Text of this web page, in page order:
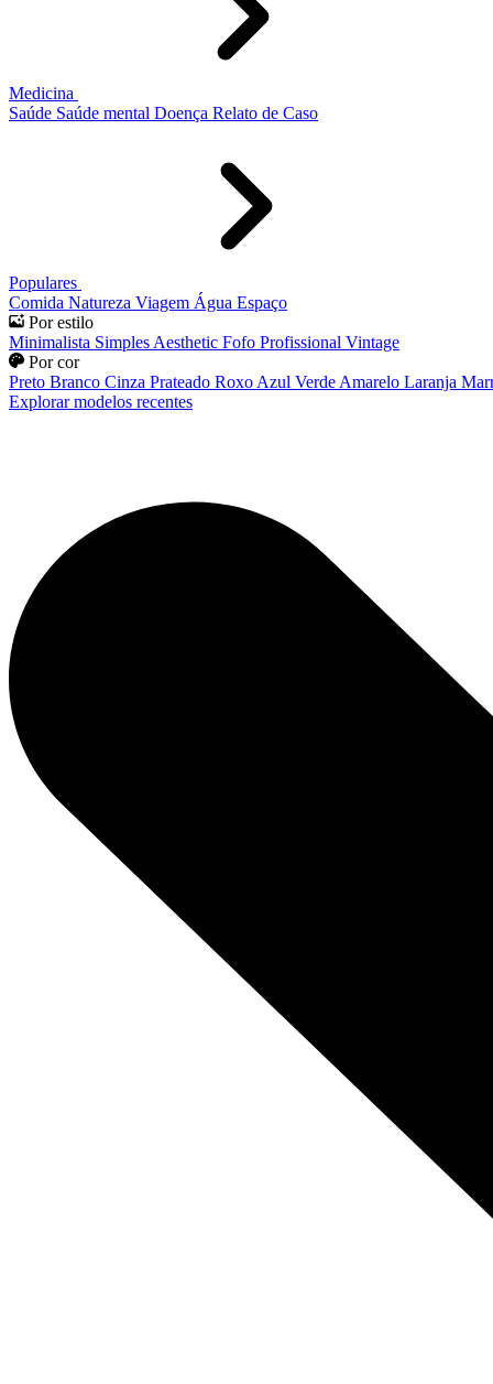
Medicina
Saúde Saúde mental Doença Relato de Caso
Populares
Comida Natureza Viagem Água Espaço
Por estilo
Minimalista Simples Aesthetic Fofo Profissional Vintage
Por cor
Preto Branco Cinza Prateado Roxo Azul Verde Amarelo Laranja
Explorar modelos recentes